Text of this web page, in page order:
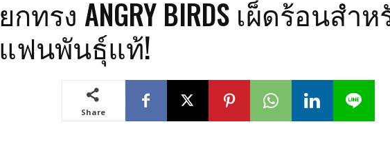
ยกทรง ANGRY BIRDS เผ็ดร้อนสำ
แฟนพันธุ์แท้!
Share